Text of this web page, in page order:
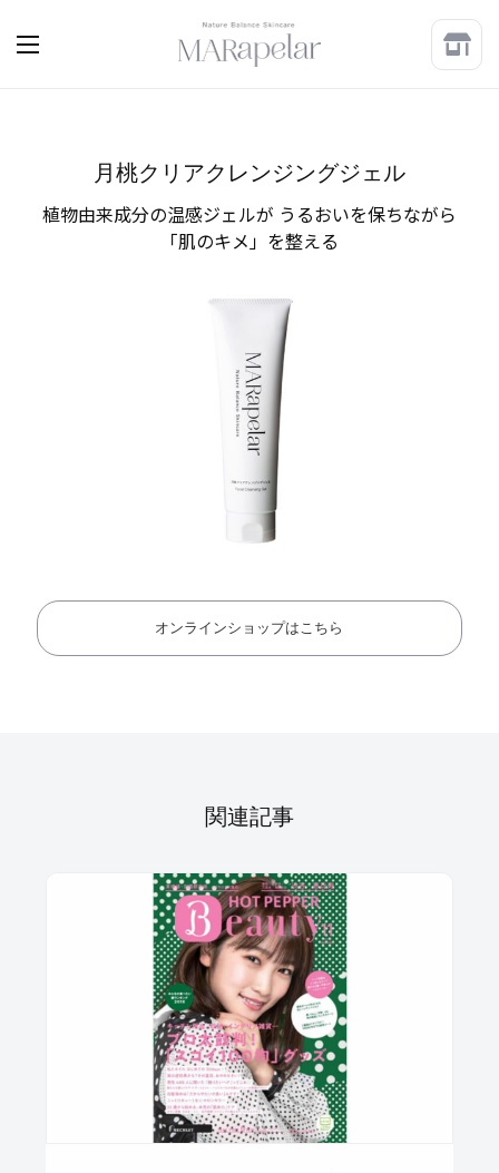
月桃クリアクレンジングジェル
植物由来成分の温感ジェルが うるおいを保ちながら
「肌のキメ」を整える
オンラインショップはこちら
関連記事